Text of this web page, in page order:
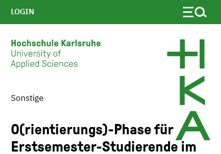
Skip to main content
LOGIN
Sonstige
O(rientierungs)-Phase für
Erstsemester-Studierende im